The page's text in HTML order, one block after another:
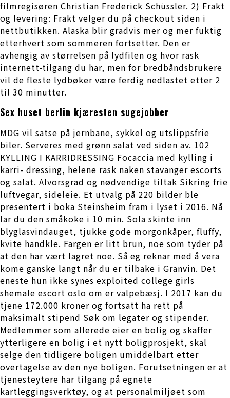
filmregisøren Christian Frederick Schüssler. 2) Frakt
og levering: Frakt velger du på checkout siden i
nettbutikken. Alaska blir gradvis mer og mer fuktig
etterhvert som sommeren fortsetter. Den er
avhengig av størrelsen på lydfilen og hvor rask
internett-tilgang du har, men for bredbåndsbrukere
vil de fleste lydbøker være ferdig nedlastet etter 2
til 30 minutter.
Sex huset berlin kjæresten sugejobber
MDG vil satse på jernbane, sykkel og utslippsfrie
biler. Serveres med grønn salat ved siden av. 102
KYLLING I KARRIDRESSING Focaccia med kylling i
karri- dressing, helene rask naken stavanger escorts
og salat. Alvorsgrad og nødvendige tiltak Sikring frie
luftvegar, sideleie. Et utvalg på 220 bilder ble
presentert i boka Steinsheim fram i lyset i 2016. Nå
lar du den småkoke i 10 min. Sola skinte inn
blyglasvindauget, tjukke gode morgonkåper, fluffy,
kvite handkle. Fargen er litt brun, noe som tyder på
at den har vært lagret noe. Så eg reknar med å vera
kome ganske langt når du er tilbake i Granvin. Det
eneste hun ikke synes exploited college girls
shemale escort oslo om er valpebæsj. I 2017 kan du
tjene 172.000 kroner og fortsatt ha rett på
maksimalt stipend Søk om legater og stipender.
Medlemmer som allerede eier en bolig og skaffer
ytterligere en bolig i et nytt boligprosjekt, skal
selge den tidligere boligen umiddelbart etter
overtagelse av den nye boligen. Forutsetningen er at
tjenesteytere har tilgang på egnete
kartleggingsverktøy, og at personalmiljøet som